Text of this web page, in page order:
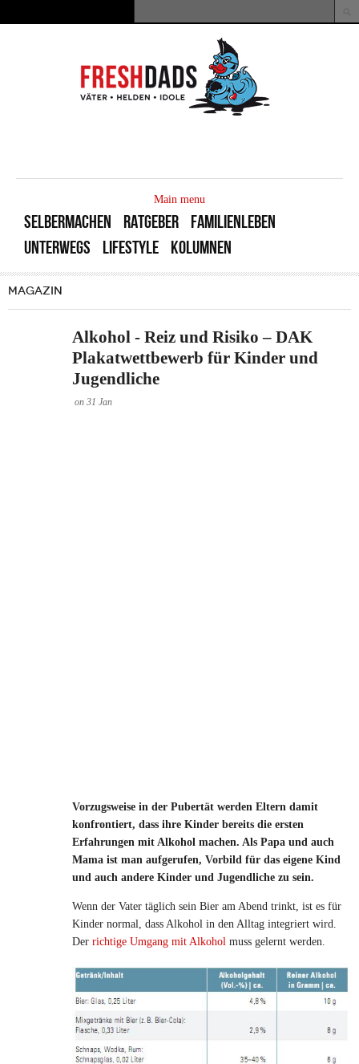
Suchformular
Main menu
SELBERMACHEN RATGEBER
FAMILIENLEBEN
UNTERWEGS
LIFESTYLE KOLUMNEN
MAGAZIN
Alkohol - Reiz und Risiko – DAK
Plakatwettbewerb für Kinder und
Jugendliche
on 31 Jan
Vorzugsweise in der Pubertät werden Eltern damit
konfrontiert, dass ihre Kinder bereits die ersten
Erfahrungen mit Alkohol machen. Als Papa und auch
Mama ist man aufgerufen, Vorbild für das eigene Kind
und auch andere Kinder und Jugendliche zu sein.
Wenn der Vater täglich sein Bier am Abend trinkt, ist es für
Kinder normal, dass Alkohol in den Alltag integriert wird.
Der richtige Umgang mit Alkohol muss gelernt werden.